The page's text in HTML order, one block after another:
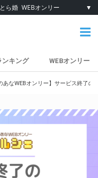
とら婚 WEBオンリー ▼
ンキング WEBオンリー
あなWEBオンリー】サービス終了の